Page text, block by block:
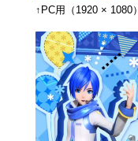
↑PC用（1920 × 1080）